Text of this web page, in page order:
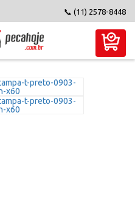
📞 (11) 2578-8448